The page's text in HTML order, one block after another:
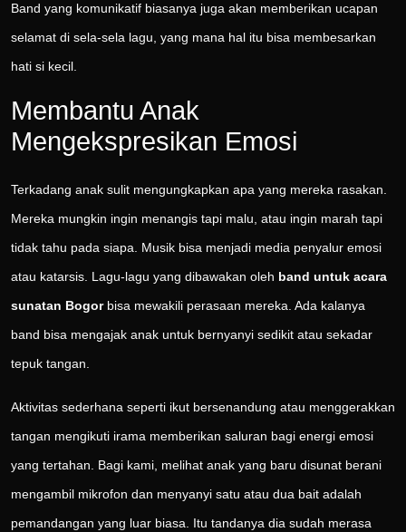
Band yang komunikatif biasanya juga akan memberikan ucapan
selamat di sela-sela lagu, yang mana hal itu bisa membesarkan
hati si kecil.
Membantu Anak
Mengekspresikan Emosi
Terkadang anak sulit mengungkapkan apa yang mereka rasakan.
Mereka mungkin ingin menangis tapi malu, atau ingin marah tapi
tidak tahu pada siapa. Musik bisa menjadi media penyalur emosi
atau katarsis. Lagu-lagu yang dibawakan oleh band untuk acara
sunatan Bogorbisa mewakili perasaan mereka. Ada kalanya
band bisa mengajak anak untuk bernyanyi sedikit atau sekadar
tepuk tangan.
Aktivitas sederhana seperti ikut bersenandung atau menggerakkan
tangan mengikuti irama memberikan saluran bagi energi emosi
yang tertahan. Bagi kami, melihat anak yang baru disunat berani
mengambil mikrofon dan menyanyi satu atau dua bait adalah
pemandangan yang luar biasa. Itu tandanya dia sudah merasa